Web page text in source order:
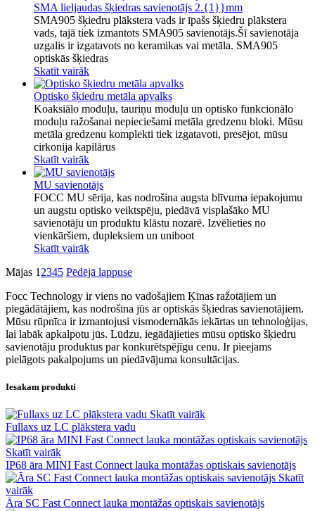
SMA lieljaudas šķiedras savienotājs 2.{1}}mm
SMA905 šķiedru plākstera vads ir īpašs šķiedru plākstera
vads, tajā tiek izmantots SMA905 savienotājs.Šī savienotāja
uzgalis ir izgatavots no keramikas vai metāla. SMA905
optiskās šķiedras
Skatīt vairāk
Optisko šķiedru metāla apvalks
Koaksiālo moduļu, tauriņu moduļu un optisko funkcionālo
moduļu ražošanai nepieciešami metāla gredzenu bloki. Mūsu
metāla gredzenu komplekti tiek izgatavoti, presējot, mūsu
cirkonija kapilārus
Skatīt vairāk
MU savienotājs
FOCC MU sērija, kas nodrošina augsta blīvuma iepakojumu
un augstu optisko veiktspēju, piedāvā visplašāko MU
savienotāju un produktu klāstu nozarē. Izvēlieties no
vienkāršiem, dupleksiem un uniboot
Skatīt vairāk
Mājas 1 2345 Pēdējā lappuse
Focc Technology ir viens no vadošajiem Ķīnas ražotājiem un
piegādātājiem, kas nodrošina jūs ar optiskās šķiedras savienotājiem.
Mūsu rūpnīca ir izmantojusi vismodernākās iekārtas un tehnoloģijas,
lai labāk apkalpotu jūs. Lūdzu, iegādājieties mūsu optisko šķiedru
savienotāju produktus par konkurētspējīgu cenu. Ir pieejams
pielāgots pakalpojums un piedāvājuma konsultācijas.
Iesakam produkti
Skatīt vairāk
Fullaxs uz LC plākstera vadu
Skatīt vairāk
IP68 āra MINI Fast Connect lauka montāžas optiskais savienotājs
Skatīt
vairāk
Āra SC Fast Connect lauka montāžas optiskais savienotājs